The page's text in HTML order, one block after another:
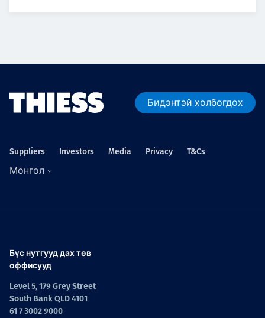
Бидэнтэй холбогдох
Suppliers Investors Media Privacy T&Cs
Монгол
Бүс нутгууд дах төв
оффисууд
Level 5, 179 Grey Street
South Bank QLD 4101
61 7 3002 9000